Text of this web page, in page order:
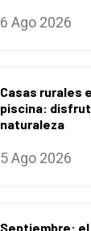
6 Ago 2026
Casas rurales
piscina:
naturaleza
5 Ago 2026
Septiembre: